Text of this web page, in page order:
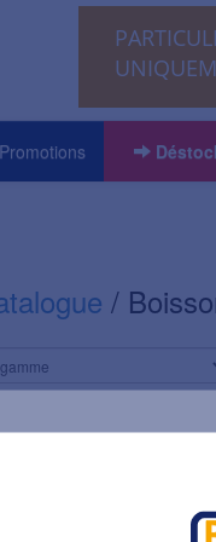
/